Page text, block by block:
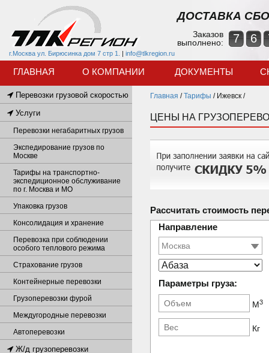
г.Москва ул. Бирюсинка дом 7 стр 1. | info@tlkregion.ru
ДОСТАВКА
Заказов
выполнено:
7 6
ГЛАВНАЯ О КОМПАНИИ ДОКУМЕНТЫ
Главная /Тарифы / Ижевск /
ЦЕНЫ НА
Рассчитать стоимость
Направление
Параметры груза:
М3
Кг
Перевозки грузовой скоростью
Услуги
Перевозки негабаритных грузов
Экспедирование грузов по
Москве
Тарифы на транспортно-
экспедиционное обслуживание
по г. Москва и МО
Упаковка грузов
Консолидация и хранение
Перевозка при соблюдении
особого теплового режима
Страхование грузов
Контейнерные перевозки
Грузоперевозки фурой
Междугородные перевозки
Автоперевозки
Ж/д грузоперевозки